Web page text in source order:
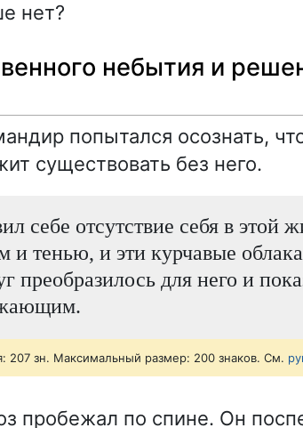
нет?
небытия и
попытался осознать,
существовать без него.
себе отсутствие себя в этой
и тенью, и эти курчавые
преобразилось для него и
207 зн. Максимальный размер: 200 знаков. См.
пробежал по спине. Он